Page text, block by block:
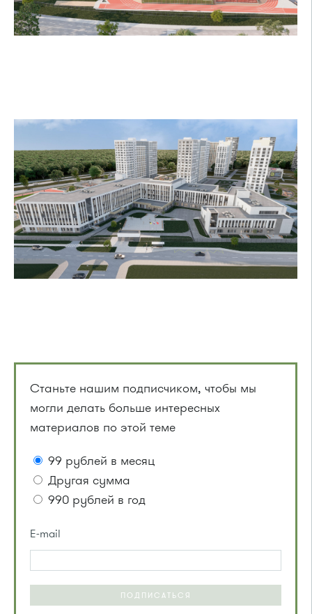
Станьте нашим подписчиком, чтобы мы
могли делать больше интересных
материалов по этой теме
99 рублей в месяц
Другая сумма
990 рублей в год
E-mail
ПОДПИСАТЬСЯ